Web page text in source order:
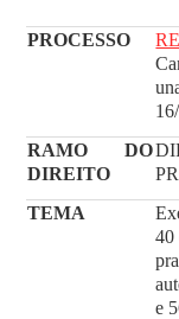
PROCESSO
RAMO DO
DIREITO
TEMA
40
e